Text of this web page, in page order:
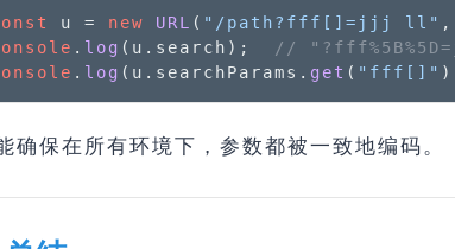
u = new URL ( "/path?fff[]=jjj ll" ,
. log (u. search );
//
. log (u. searchParams . get ( "fff[]"
确保在所有环境下，参数都被一致地编码。